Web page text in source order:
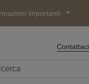
importanti:
Contattaci